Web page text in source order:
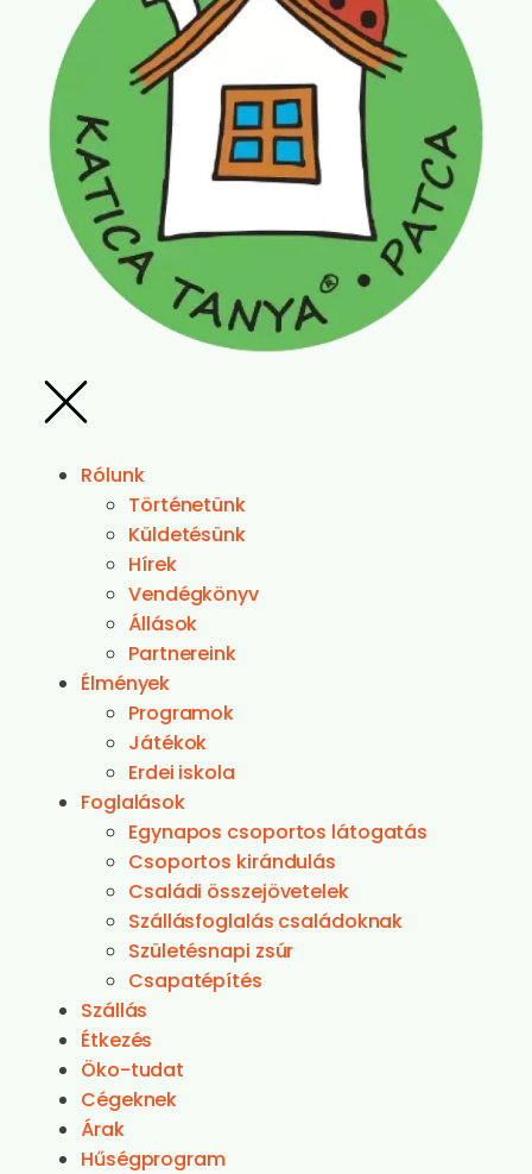
Rólunk
Történetünk
Küldetésünk
Hírek
Vendégkönyv
Állások
Partnereink
Élmények
Programok
Játékok
Erdei iskola
Foglalások
Egynapos csoportos látogatás
Csoportos kirándulás
Családi összejövetelek
Szállásfoglalás családoknak
Születésnapi zsúr
Csapatépítés
Szállás
Étkezés
Öko-tudat
Cégeknek
Árak
Hűségprogram